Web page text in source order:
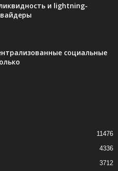
и lightning-
социальные
11476
4336
3712